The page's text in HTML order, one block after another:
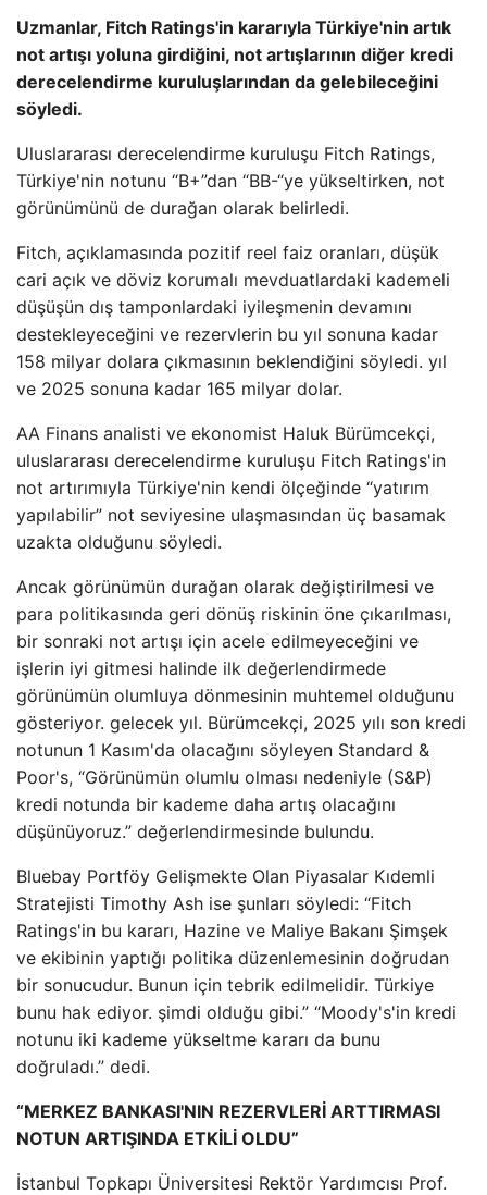
Uzmanlar, Fitch Ratings'in kararıyla Türkiye'nin artık
not artışı yoluna girdiğini, not artışlarının diğer kredi
derecelendirme kuruluşlarından da gelebileceğini
söyledi.
Uluslararası derecelendirme kuruluşu Fitch Ratings,
Türkiye'nin notunu “B+”dan “BB-“ye yükseltirken, not
görünümünü de durağan olarak belirledi.
Fitch, açıklamasında pozitif reel faiz oranları, düşük
cari açık ve döviz korumalı mevduatlardaki kademeli
düşüşün dış tamponlardaki iyileşmenin devamını
destekleyeceğini ve rezervlerin bu yıl sonuna kadar
158 milyar dolara çıkmasının beklendiğini söyledi. yıl
ve 2025 sonuna kadar 165 milyar dolar.
AA Finans analisti ve ekonomist Haluk Bürümcekçi,
uluslararası derecelendirme kuruluşu Fitch Ratings'in
not artırımıyla Türkiye'nin kendi ölçeğinde “yatırım
yapılabilir” not seviyesine ulaşmasından üç basamak
uzakta olduğunu söyledi.
Ancak görünümün durağan olarak değiştirilmesi ve
para politikasında geri dönüş riskinin öne çıkarılması,
bir sonraki not artışı için acele edilmeyeceğini ve
işlerin iyi gitmesi halinde ilk değerlendirmede
görünümün olumluya dönmesinin muhtemel olduğunu
gösteriyor. gelecek yıl. Bürümcekçi, 2025 yılı son kredi
notunun 1 Kasım'da olacağını söyleyen Standard &
Poor's, “Görünümün olumlu olması nedeniyle (S&P)
kredi notunda bir kademe daha artış olacağını
düşünüyoruz.” değerlendirmesinde bulundu.
Bluebay Portföy Gelişmekte Olan Piyasalar Kıdemli
Stratejisti Timothy Ash ise şunları söyledi: “Fitch
Ratings'in bu kararı, Hazine ve Maliye Bakanı Şimşek
ve ekibinin yaptığı politika düzenlemesinin doğrudan
bir sonucudur. Bunun için tebrik edilmelidir. Türkiye
bunu hak ediyor. şimdi olduğu gibi.” “Moody's'in kredi
notunu iki kademe yükseltme kararı da bunu
doğruladı.” dedi.
“MERKEZ BANKASI'NIN REZERVLERİ ARTTIRMASI
NOTUN ARTIŞINDA ETKİLİ OLDU”
İstanbul Topkapı Üniversitesi Rektör Yardımcısı Prof.